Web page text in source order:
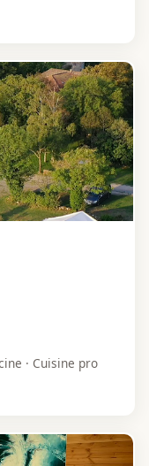
· Cuisine pro